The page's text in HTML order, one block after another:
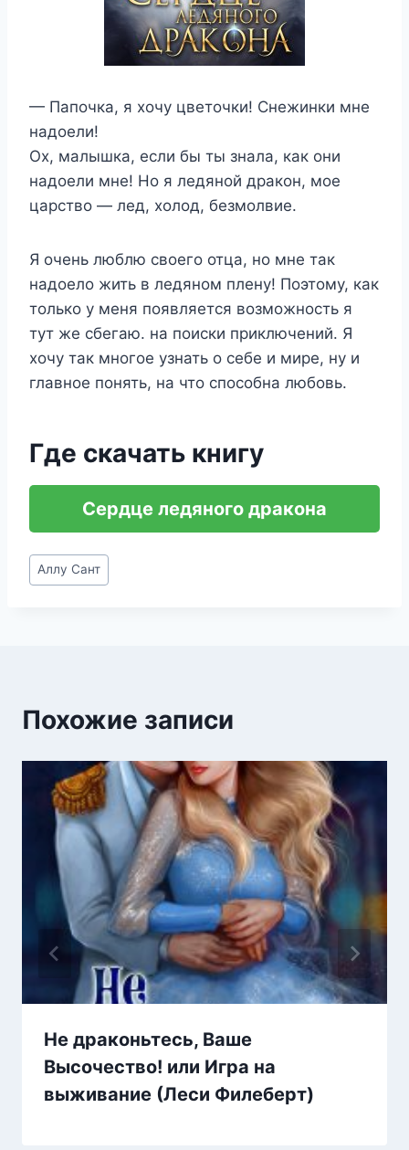
— Папочка, я хочу цветочки! Снежинки мне
надоели!
Ох, малышка, если бы ты знала, как они
надоели мне! Но я ледяной дракон, мое
царство — лед, холод, безмолвие.
Я очень люблю своего отца, но мне так
надоело жить в ледяном плену! Поэтому, как
только у меня появляется возможность я
тут же сбегаю. на поиски приключений. Я
хочу так многое узнать о себе и мире, ну и
главное понять, на что способна любовь.
Где скачать книгу
Сердце ледяного дракона
Метки
записи:
Аллу Сант
Похожие записи
Не драконьтесь, Ваше
Высочество! или Игра на
выживание (Леси Филеберт)